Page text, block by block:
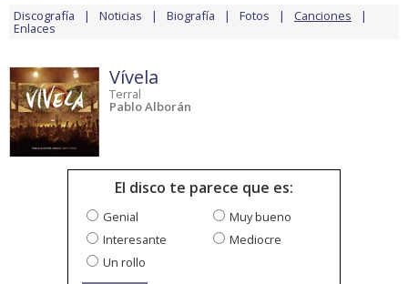
Discografía Noticias Biografía Fotos Canciones
Enlaces
Vívela
Terral
Pablo Alborán
El disco te parece que es:
Genial
Muy bueno
Interesante
Mediocre
Un rollo